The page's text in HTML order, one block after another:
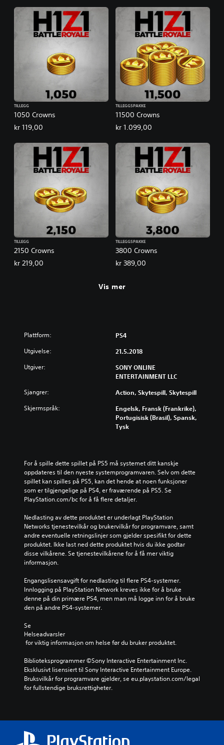
1050 Crowns
TILLEGG
kr 119,00
11500 Crowns
TILLEGGSPAKKE
kr 1.099,00
2150 Crowns
TILLEGG
kr 219,00
3800 Crowns
TILLEGGSPAKKE
kr 389,00
Vis mer
Plattform: PS4
Utgivelse: 21.5.2018
Utgiver:
SONY ONLINE
ENTERTAINMENT LLC
Sjangrer: Action, Skytespill, Skytespill
Skjermspråk:
Engelsk, Fransk (Frankrike),
Portugisisk (Brasil), Spansk,
Tysk
For å spille dette spillet på PS5 må systemet ditt kanskje
oppdateres til den nyeste systemprogramvaren. Selv om dette
spillet kan spilles på PS5, kan det hende at noen funksjoner
som er tilgjengelige på PS4, er fraværende på PS5. Se
PlayStation.com/bc for å få flere detaljer.
Nedlasting av dette produktet er underlagt PlayStation
Networks tjenestevilkår og brukervilkår for programvare, samt
andre eventuelle retningslinjer som gjelder spesifikt for dette
produktet. Ikke last ned dette produktet hvis du ikke godtar
disse vilkårene. Se tjenestevilkårene for å få mer viktig
informasjon.
Engangslisensavgift for nedlasting til flere PS4-systemer.
Innlogging på PlayStation Network kreves ikke for å bruke
denne på din primære PS4, men man må logge inn for å bruke
den på andre PS4-systemer.
Se
Helseadvarsler
for viktig informasjon om helse før du bruker produktet.
Biblioteksprogrammer ©Sony Interactive Entertainment Inc.
Eksklusivt lisensiert til Sony Interactive Entertainment Europe.
Bruksvilkår for programvare gjelder, se eu.playstation.com/legal
for fullstendige bruksrettigheter.